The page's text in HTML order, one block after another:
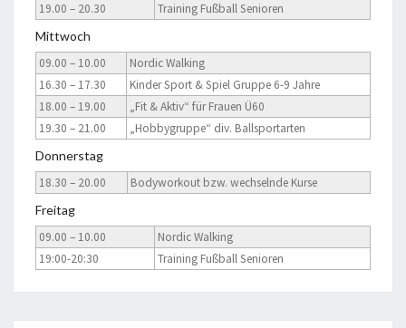
19.00 – 20.30
Training Fußball Senioren
Mittwoch
09.00 – 10.00
Nordic Walking
16.30 – 17.30
Kinder Sport & Spiel Gruppe 6-9 Jahre
18.00 – 19.00
„Fit & Aktiv“ für Frauen Ü60
19.30 – 21.00
„Hobbygruppe“ div. Ballsportarten
Donnerstag
18.30 – 20.00
Bodyworkout bzw. wechselnde Kurse
Freitag
09.00 – 10.00
Nordic Walking
19:00-20:30
Training Fußball Senioren